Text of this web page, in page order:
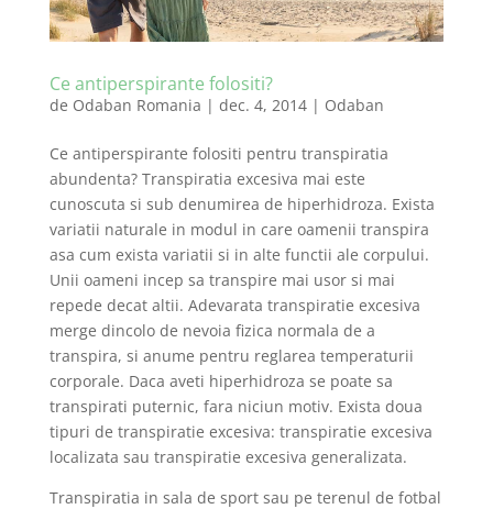
Ce antiperspirante folositi?
de Odaban Romania | dec. 4, 2014| Odaban
Ce antiperspirante folositi pentru transpiratia
abundenta? Transpiratia excesiva mai este
cunoscuta si sub denumirea de hiperhidroza. Exista
variatii naturale in modul in care oamenii transpira
asa cum exista variatii si in alte functii ale corpului.
Unii oameni incep sa transpire mai usor si mai
repede decat altii. Adevarata transpiratie excesiva
merge dincolo de nevoia fizica normala de a
transpira, si anume pentru reglarea temperaturii
corporale. Daca aveti hiperhidroza se poate sa
transpirati puternic, fara niciun motiv. Exista doua
tipuri de transpiratie excesiva: transpiratie excesiva
localizata sau transpiratie excesiva generalizata.
Transpiratia in sala de sport sau pe terenul de fotbal